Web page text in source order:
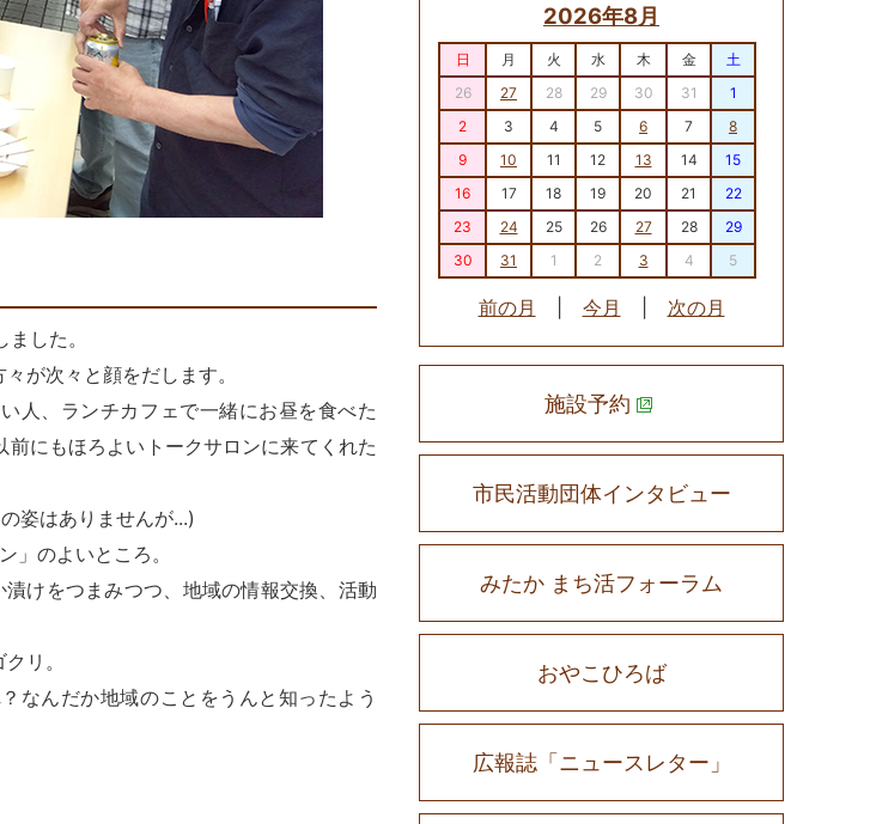
した。
が次々と顔をだします。
人、ランチカフェで一緒にお昼を食べた
にもほろよいトークサロンに来てくれた
姿はありませんが...)
」のよいところ。
漬けをつまみつつ、地域の情報交換、活動
リ。
なんだか地域のことをうんと知ったよう
2026年8月
日 月 火 水 木 金
土
26
27 28 29 30 31
1
2
3 4 5 6 7
8
9
10 11 12 13 14
15
16
17 18 19 20 21
22
23
24 25 26 27 28
29
30
31 1 2 3 4 5
前の月 今月 次の月
施設予約
市民活動団体インタビュー
みたか まち活フォーラム
おやこひろば
広報誌「ニュースレター」